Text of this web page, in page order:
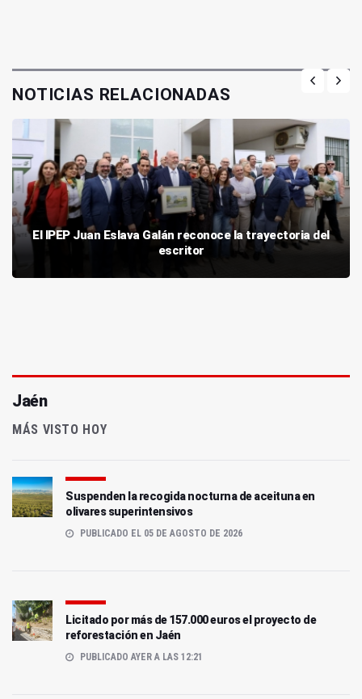
NOTICIAS RELACIONADAS
El IPEP Juan Eslava Galán reconoce la trayectoria del
escritor
Jaén
MÁS VISTO HOY
Suspenden la recogida nocturna de aceituna en
olivares superintensivos
PUBLICADO EL 05 DE AGOSTO DE 2026
Licitado por más de 157.000 euros el proyecto de
reforestación en Jaén
PUBLICADO AYER A LAS 12:21